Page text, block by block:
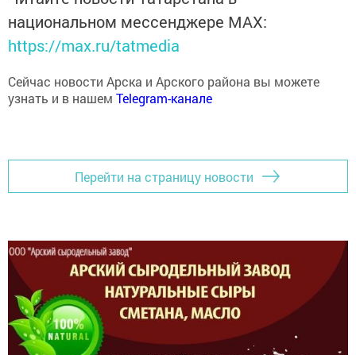
национальном мессенджере MАХ:
https://max.ru/tatmedia
Сейчас новости Арска и Арского района вы можете
узнать и в нашем Telegram-канале
Перейти на страницу новости